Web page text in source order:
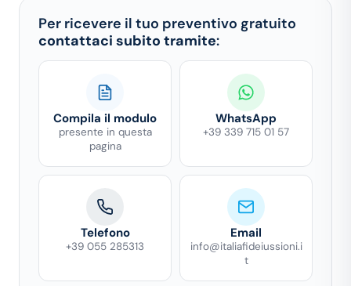
Per ricevere il tuo preventivo gratuito
contattaci subito tramite:
Compila il modulo
presente in questa
pagina
WhatsApp
+39 339 715 01 57
Telefono
+39 055 285313
Email
info@italiafideiussioni.i
t